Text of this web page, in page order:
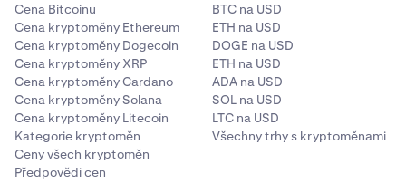
Cena Bitcoinu
Cena kryptoměny Ethereum
Cena kryptoměny Dogecoin
Cena kryptoměny XRP
Cena kryptoměny Cardano
Cena kryptoměny Solana
Cena kryptoměny Litecoin
Kategorie kryptoměn
Ceny všech kryptoměn
Předpovědi cen
BTC na USD
ETH na USD
DOGE na USD
ETH na USD
ADA na USD
SOL na USD
LTC na USD
Všechny trhy s kryptoměnami